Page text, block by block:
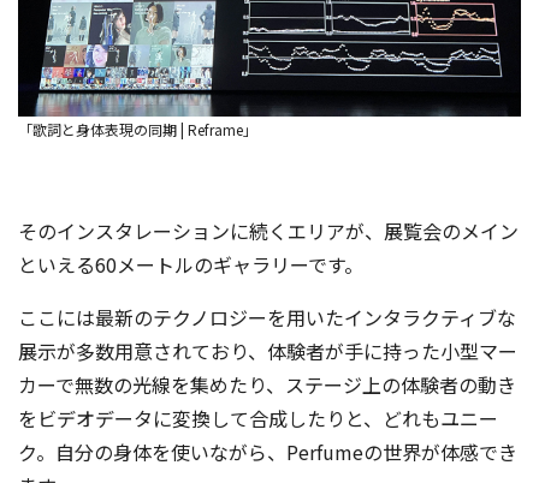
「歌詞と身体表現の同期 | Reframe」
そのインスタレーションに続くエリアが、展覧会のメイン
といえる60メートルのギャラリーです。
ここには最新のテクノロジーを用いたインタラクティブな
展示が多数用意されており、体験者が手に持った小型マー
カーで無数の光線を集めたり、ステージ上の体験者の動き
をビデオデータに変換して合成したりと、どれもユニー
ク。自分の身体を使いながら、Perfumeの世界が体感でき